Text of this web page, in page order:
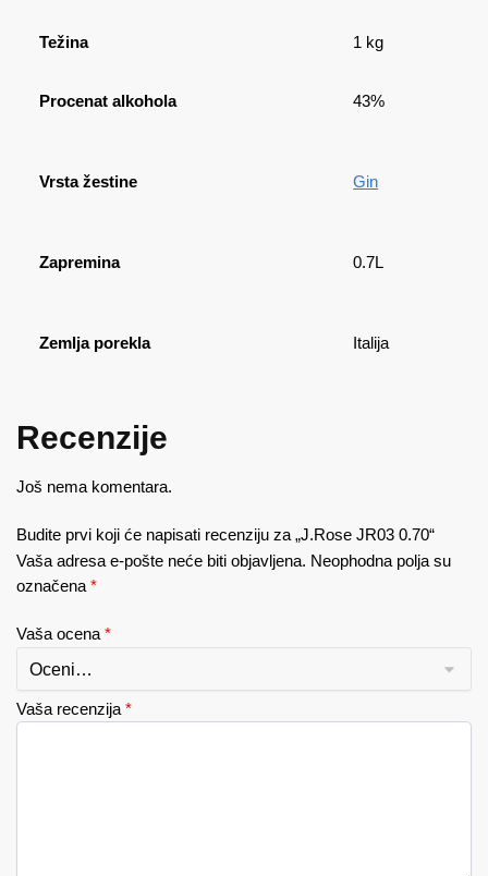
Težina 1 kg
Procenat alkohola 43%
Vrsta žestine Gin
Zapremina 0.7L
Zemlja porekla Italija
Recenzije
Još nema komentara.
Budite prvi koji će napisati recenziju za „J.Rose JR03 0.70“
Vaša adresa e-pošte neće biti objavljena. Neophodna polja su
označena *
Vaša ocena *
Vaša recenzija *